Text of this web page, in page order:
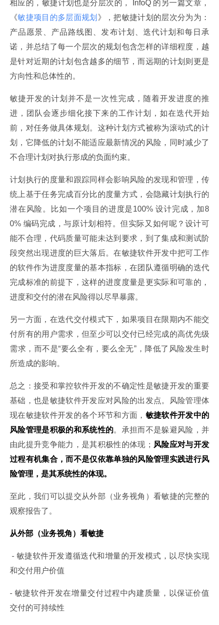
相应的，敏捷计划也是分层次的， InfoQ 的另一篇文章，
《敏捷项目的多层面规划 》，把敏捷计划的层次分为为：
产品愿景、产品路线图、发布计划、迭代计划和每日承
诺，并总结了每一个层次的规划包含怎样的详细程度，越
是针对近期的计划包含越多的细节，而远期的计划则更是
方向性和总体性的。
敏捷开发的计划并不是一次性完成，随着开发进度的推
进，团队会逐步细化接下来的工作计划，如在迭代开始
前，对任务做具体规划。这种计划方式被称为滚动式的计
划，它降低的计划不能适应最新情况的风险，同时减少了
不合理计划对执行形成的负面约束。
计划执行的度量和跟踪同样会影响风险的发现和管理，传
统上基于任务完成百分比的度量方式，会隐藏计划执行的
潜在风险。比如一个项目的进度是100% 设计完成，加8
0% 编码完成，与原计划相符。但实际又如何呢？设计可
能不合理，代码质量可能未达到要求，到了集成和测试阶
段突然出现进度的巨大落后。在敏捷软件开发中把可工作
的软件作为进度度量的基本指标，在团队遵循明确的迭代
完成标准的前提下，这样的进度度量是更实际和可靠的，
进度和交付的潜在风险得以尽早暴露。
另一方面，在迭代交付模式下，如果项目在限期内不能交
付所有的用户需求，但至少可以交付已经完成的高优先级
需求，而不是“要么全有，要么全无”，降低了风险发生时
所造成的影响。
总之：接受和掌控软件开发的不确定性是敏捷开发的重要
基础，也是敏捷软件开发应对风险的出发点。风险管理体
现在敏捷软件开发的各个环节和方面， 敏捷软件开发中的
风险管理是积极的和系统性的。承担而不是躲避风险，并
由此提升竞争能力，是其积极性的体现； 风险应对与开发
过程有机集合，而不是仅依靠单独的风险管理实践进行风
险管理，是其系统性的体现。
至此，我们可以提交从外部（业务视角）看敏捷的完整的
观察报告了。
从外部（业务视角）看敏捷
- 敏捷软件开发遵循迭代和增量的开发模式，以尽快实现
和交付用户价值
- 敏捷软件开发在增量交付过程中内建质量，以保证价值
交付的可持续性